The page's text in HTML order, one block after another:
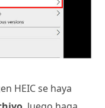
HEIC se haya